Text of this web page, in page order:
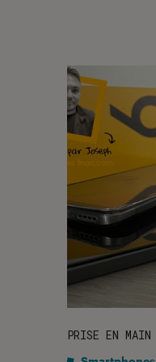
PRISE EN MAIN